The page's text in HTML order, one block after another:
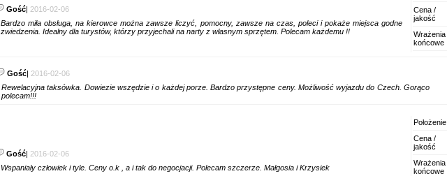
Gość| 2016-02-06
Bardzo miła obsługa, na kierowce można zawsze liczyć, pomocny, zawsze na czas, poleci i pokaże miejsca godne
zwiedzenia. Idealny dla turystów, którzy przyjechali na narty z własnym sprzętem. Polecam każdemu !!
Cena /
jakość
Wrażenia
końcowe
Gość| 2016-02-06
Rewelacyjna taksówka. Dowiezie wszędzie i o każdej porze. Bardzo przystępne ceny. Możliwość wyjazdu do Czech. Gorąco
polecam!!!
Gość| 2016-02-06
Wspaniały człowiek i tyle. Ceny o.k , a i tak do negocjacji. Polecam szczerze. Małgosia i Krzysiek
Położenie
Cena /
jakość
Wrażenia
końcowe